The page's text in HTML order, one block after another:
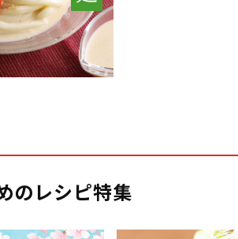
のレシピ特集